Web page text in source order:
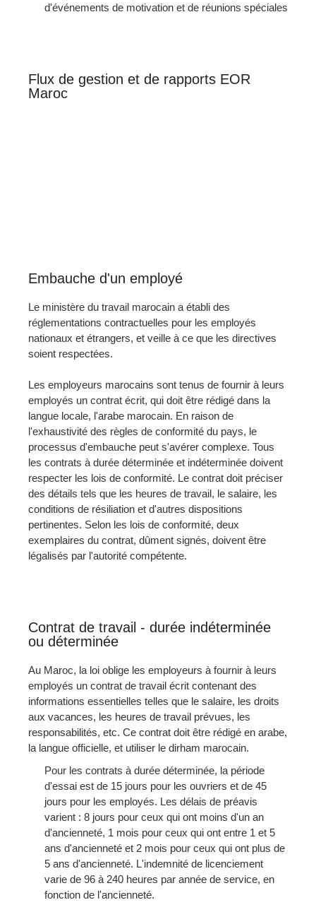
d'événements de motivation et de réunions spéciales
Flux de gestion et de rapports EOR
Maroc
Embauche d'un employé
Le ministère du travail marocain a établi des
réglementations contractuelles pour les employés
nationaux et étrangers, et veille à ce que les directives
soient respectées.
Les employeurs marocains sont tenus de fournir à leurs
employés un contrat écrit, qui doit être rédigé dans la
langue locale, l'arabe marocain. En raison de
l'exhaustivité des règles de conformité du pays, le
processus d'embauche peut s'avérer complexe. Tous
les contrats à durée déterminée et indéterminée doivent
respecter les lois de conformité. Le contrat doit préciser
des détails tels que les heures de travail, le salaire, les
conditions de résiliation et d'autres dispositions
pertinentes. Selon les lois de conformité, deux
exemplaires du contrat, dûment signés, doivent être
légalisés par l'autorité compétente.
Contrat de travail - durée indéterminée
ou déterminée
Au Maroc, la loi oblige les employeurs à fournir à leurs
employés un contrat de travail écrit contenant des
informations essentielles telles que le salaire, les droits
aux vacances, les heures de travail prévues, les
responsabilités, etc. Ce contrat doit être rédigé en arabe,
la langue officielle, et utiliser le dirham marocain.
Pour les contrats à durée déterminée, la période
d'essai est de 15 jours pour les ouvriers et de 45
jours pour les employés. Les délais de préavis
varient : 8 jours pour ceux qui ont moins d'un an
d'ancienneté, 1 mois pour ceux qui ont entre 1 et 5
ans d'ancienneté et 2 mois pour ceux qui ont plus de
5 ans d'ancienneté. L'indemnité de licenciement
varie de 96 à 240 heures par année de service, en
fonction de l'ancienneté.